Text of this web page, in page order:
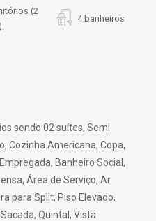
(2
4 banheiros
sendo 02 suítes, Semi
Cozinha Americana, Copa,
Banheiro Social,
Área de Serviço, Ar
para Split, Piso Elevado,
Quintal, Vista